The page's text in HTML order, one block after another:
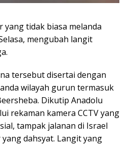
yang tidak biasa melanda
mengubah langit
tersebut disertai dengan
wilayah gurun termasuk
Dikutip Anadolu
rekaman kamera CCTV yang
tampak jalanan di Israel
dahsyat. Langit yang